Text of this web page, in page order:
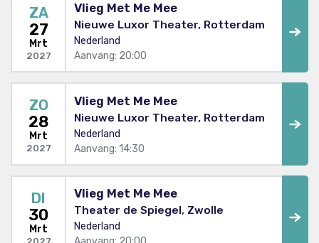
ZA
27
Mrt
2027
Vlieg Met Me Mee
Nieuwe Luxor Theater, Rotterdam
Nederland
Aanvang: 20:00
ZO
28
Mrt
2027
Vlieg Met Me Mee
Nieuwe Luxor Theater, Rotterdam
Nederland
Aanvang: 14:30
DI
30
Mrt
2027
Vlieg Met Me Mee
Theater de Spiegel, Zwolle
Nederland